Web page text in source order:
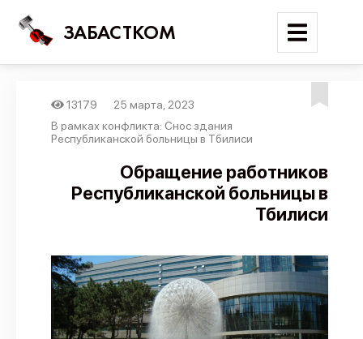
ЗАБАСТКОМ
Войти
Поиск
Новости
Отчеты
Предложить публикацию
Справочник
13179
25 марта, 2023
В рамках конфликта: Снос здания
Республиканской больницы в Тбилиси
Обращение работников
Республиканской больницы в
Тбилиси